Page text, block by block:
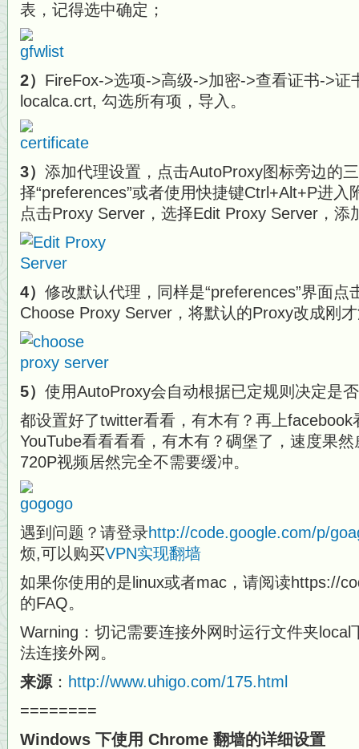
表，记得选中确定；
2） FireFox->选项->高级->加密->查看证书->证
localca.crt, 勾选所有项，导入。
3） 添加代理设置，点击AutoProxy图标旁边的
择“preferences”或者使用快捷键Ctrl+Alt+P进
点击Proxy Server，选择Edit Proxy Server，添
4） 修改默认代理，同样是“preferences”界面点
Choose Proxy Server，将默认的Proxy改成刚
5） 使用AutoProxy会自动根据已定规则决定是
都设置好了twitter看看，有木有？再上
YouTube看看看看，有木有？碉堡了，速度果
720P视频居然完全不需要缓冲。
遇到问题？请登录http://code.google.com/p/
烦,可以购买VPN实现翻墙
如果你使用的是linux或者mac，请阅读https://
的FAQ。
Warning：切记需要连接外网时运行文件夹local
法连接外网。
来源 ： http://www.uhigo.com/175.html
========
Windows 下使用 Chrome 翻墙的详细设置